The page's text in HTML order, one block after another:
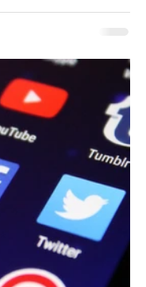
die regionale
Bild (Gemini) D